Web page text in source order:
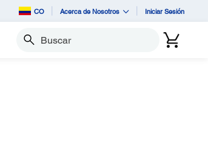
CO Acerca de Nosotros Iniciar Sesión
Buscar